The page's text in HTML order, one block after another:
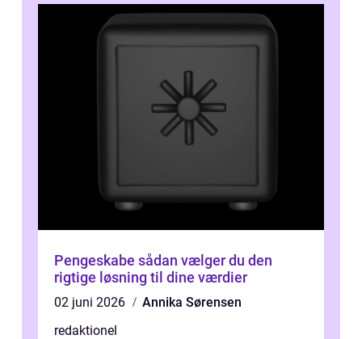
Pengeskabe sådan vælger du den
rigtige løsning til dine værdier
02 juni 2026
Annika Sørensen
redaktionel